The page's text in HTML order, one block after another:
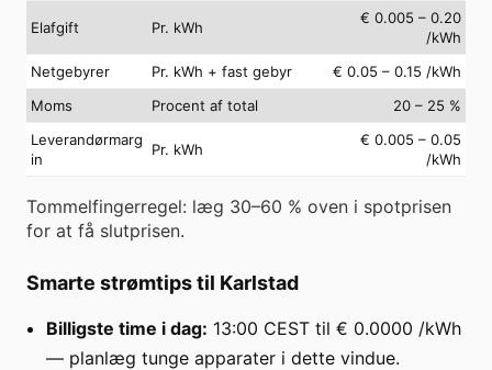
Elafgift Pr. kWh
€ 0.005 – 0.20
/kWh
Netgebyrer
Pr. kWh + fast gebyr
€ 0.05 – 0.15 /kWh
Moms
Procent af total
20 – 25 %
Leverandørmarg
in
Pr. kWh
€ 0.005 – 0.05
/kWh
Tommelfingerregel: læg 30–60 % oven i spotprisen
for at få slutprisen.
Smarte strømtips til Karlstad
Billigste time i dag: 13:00 CEST til € 0.0000 /kWh
— planlæg tunge apparater i dette vindue.